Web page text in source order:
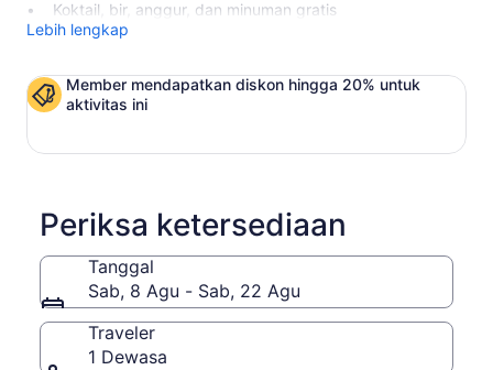
Koktail, bir, anggur, dan minuman gratis
Lebih lengkap
Member mendapatkan diskon hingga 20% untuk
aktivitas ini
Periksa ketersediaan
Tanggal
Sab, 8 Agu - Sab, 22 Agu
Traveler
1 Dewasa